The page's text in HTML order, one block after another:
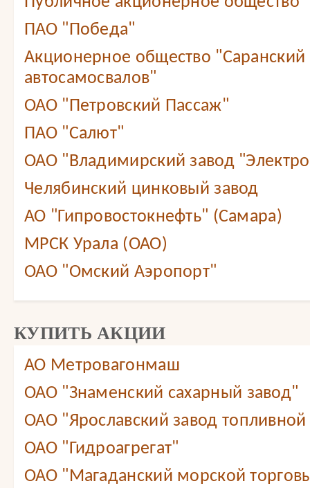
ПАО "Победа"
Акционерное общество "Саранский
автосамосвалов"
ОАО "Петровский Пассаж"
ПАО "Салют"
ОАО "Владимирский завод
Челябинский цинковый завод
АО "Гипровостокнефть" (Самара)
МРСК Урала (ОАО)
ОАО "Омский Аэропорт"
КУПИТЬ АКЦИИ
АО Метровагонмаш
ОАО "Знаменский сахарный завод"
ОАО "Ярославский завод
ОАО "Гидроагрегат"
ОАО "Магаданский морской